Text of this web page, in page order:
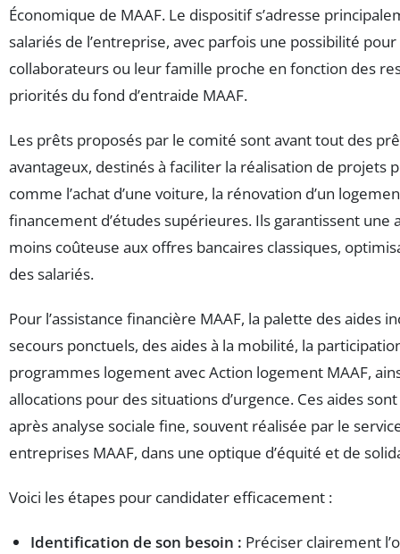
Économique de MAAF. Le dispositif s’adresse
salariés de l’entreprise, avec parfois une possibilité
collaborateurs ou leur famille proche en fonction des
priorités du fond d’entraide MAAF.
Les prêts proposés par le comité sont avant tout des
avantageux, destinés à faciliter la réalisation de projets
comme l’achat d’une voiture, la rénovation d’un
financement d’études supérieures. Ils garantissent une
moins coûteuse aux offres bancaires classiques,
des salariés.
Pour l’assistance financière MAAF, la palette des aides
secours ponctuels, des aides à la mobilité, la
programmes logement avec Action logement MAAF,
allocations pour des situations d’urgence. Ces aides
après analyse sociale fine, souvent réalisée par le
entreprises MAAF, dans une optique d’équité et de
Voici les étapes pour candidater efficacement :
Identification de son besoin : Préciser clairement